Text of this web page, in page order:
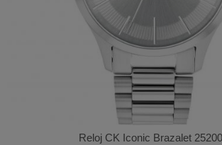
Reloj CK Iconic Brazalet